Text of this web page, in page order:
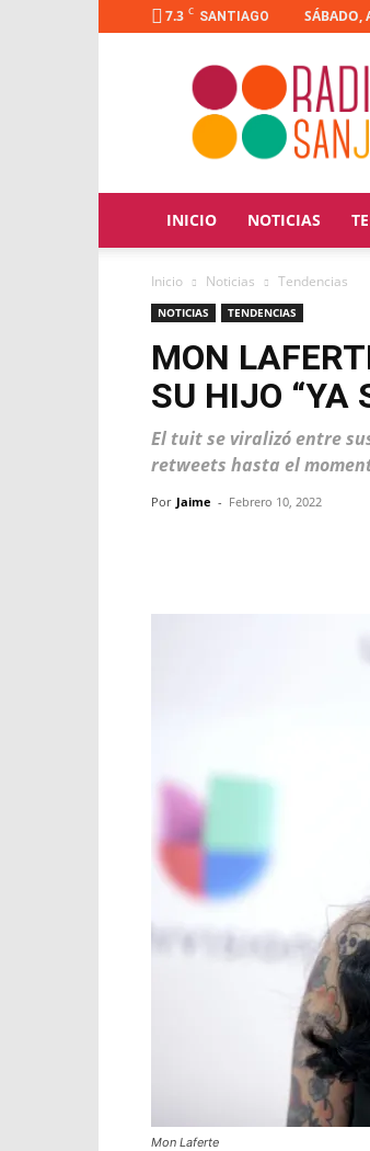
7.3 C SANTIAGO SÁBADO,
INICIO NOTICIAS
Inicio Noticias Tendencias
NOTICIAS TENDENCIAS
MON
SU HIJO “YA
El tuit se viralizó entre
retweets hasta el
Por Jaime - Febrero 10, 2022
Mon Laferte